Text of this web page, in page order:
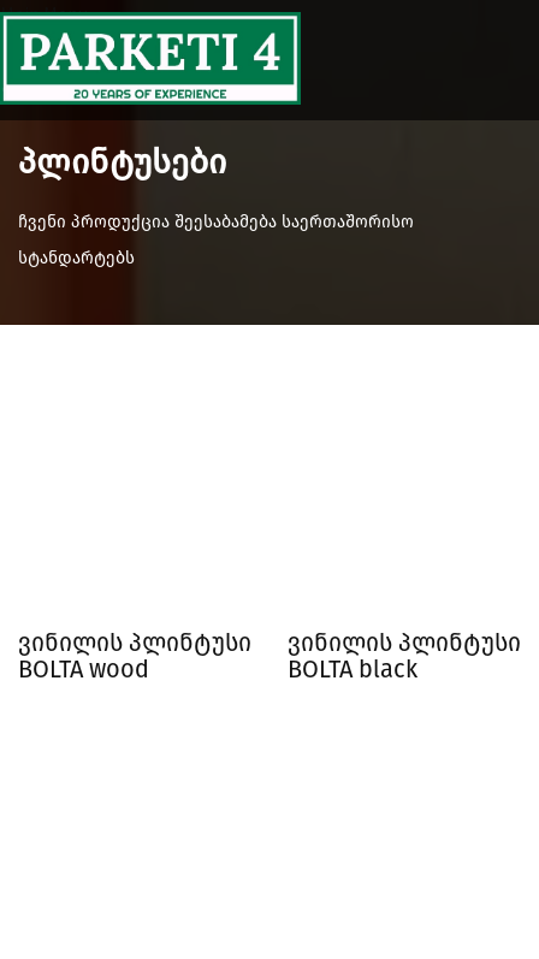
Main Menu
პლინტუსები
ჩვენი პროდუქცია შეესაბამება საერთაშორისო
სტანდარტებს
ვინილის პლინტუსი
BOLTA wood
ვინილის პლინტუსი
BOLTA black